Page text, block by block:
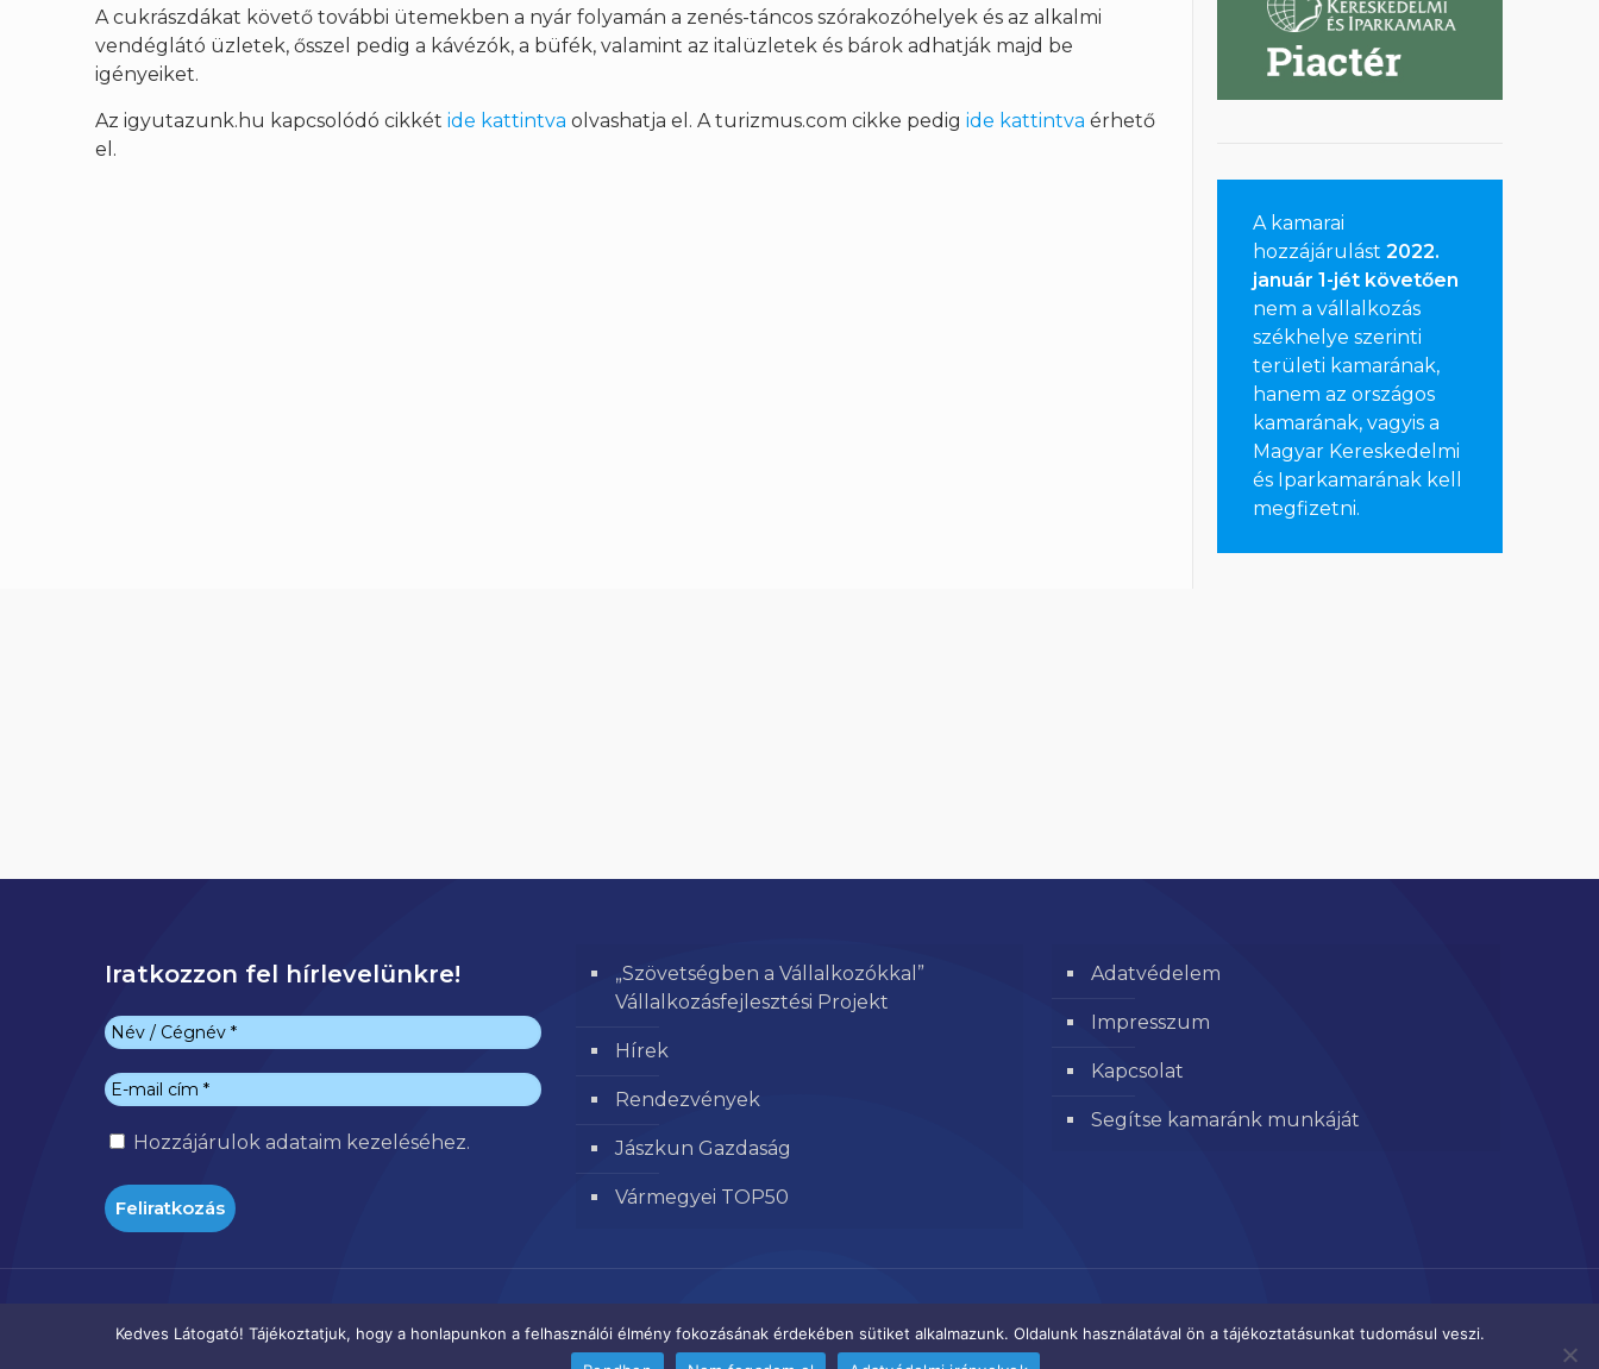
A cukrászdákat követő további ütemekben a nyár folyamán a zenés-táncos szórakozóhelyek és az alkalmi
vendéglátó üzletek, ősszel pedig a kávézók, a büfék, valamint az italüzletek és bárok adhatják majd be
igényeiket.
Az igyutazunk.hu kapcsolódó cikkétide kattintva olvashatja el. A turizmus.com cikke pedigide kattintva érhető
el.
A kamarai
hozzájárulást 2022.
január 1-jét követően
nem a vállalkozás
székhelye szerinti
területi kamarának,
hanem az országos
kamarának, vagyis a
Magyar Kereskedelmi
és Iparkamarának kell
megfizetni.
Iratkozzon fel hírlevelünkre!
Hozzájárulokadataim kezeléséhez.
„Szövetségben a Vállalkozókkal”
Vállalkozásfejlesztési Projekt
Hírek
Rendezvények
Jászkun Gazdaság
Vármegyei TOP50
Adatvédelem
Impresszum
Kapcsolat
Segítse kamaránk munkáját
Kedves Látogató! Tájékoztatjuk, hogy a honlapunkon a felhasználói élmény fokozásának érdekében sütiket alkalmazunk. Oldalunk használatával ön a tájékoztatásunkat tudomásul veszi.